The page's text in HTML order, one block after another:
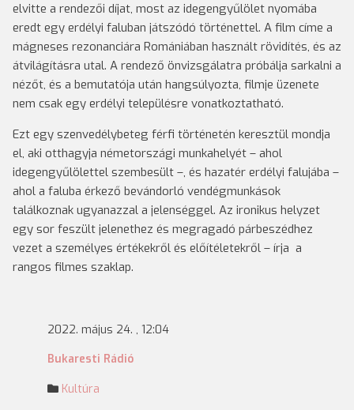
elvitte a rendezői díjat, most az idegengyűlölet nyomába
eredt egy erdélyi faluban játszódó történettel. A film címe a
mágneses rezonanciára Romániában használt rövidítés, és az
átvilágításra utal. A rendező önvizsgálatra próbálja sarkalni a
nézőt, és a bemutatója után hangsúlyozta, filmje üzenete
nem csak egy erdélyi településre vonatkoztatható.
Ezt egy szenvedélybeteg férfi történetén keresztül mondja
el, aki otthagyja németországi munkahelyét – ahol
idegengyűlölettel szembesült –, és hazatér erdélyi falujába –
ahol a faluba érkező bevándorló vendégmunkások
találkoznak ugyanazzal a jelenséggel. Az ironikus helyzet
egy sor feszült jelenethez és megragadó párbeszédhez
vezet a személyes értékekről és előítéletekről – írja a
rangos filmes szaklap.
2022. május 24. , 12:04
Bukaresti Rádió
Kultúra